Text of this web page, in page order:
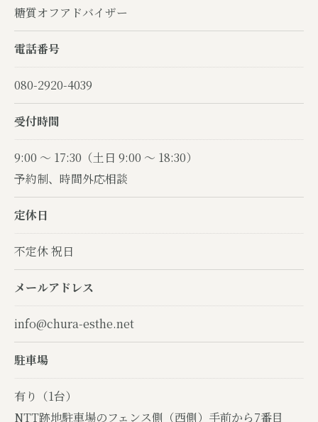
糖質オフアドバイザー
電話番号
080-2920-4039
受付時間
9:00 〜 17:30（土日 9:00 〜 18:30）
予約制、時間外応相談
定休日
不定休 祝日
メールアドレス
info@chura-esthe.net
駐車場
有り（1台）
NTT跡地駐車場のフェンス側（西側）手前から7番目